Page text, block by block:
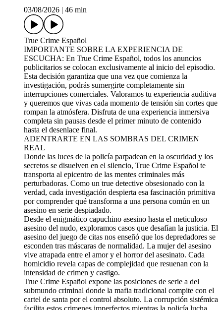
03/08/2026
46 min
True Crime Español
IMPORTANTE SOBRE LA EXPERIENCIA DE
ESCUCHA: En True Crime Español, todos los anuncios
publicitarios se colocan exclusivamente al inicio del episodio.
Esta decisión garantiza que una vez que comienza la
investigación, podrás sumergirte completamente sin
interrupciones comerciales. Valoramos tu experiencia auditiva
y queremos que vivas cada momento de tensión sin cortes que
rompan la atmósfera. Disfruta de una experiencia inmersiva
completa sin pausas desde el primer minuto de contenido
hasta el desenlace final.
ADENTRARTE EN LAS SOMBRAS DEL CRIMEN
REAL
Donde las luces de la policía parpadean en la oscuridad y los
secretos se disuelven en el silencio, True Crime Español te
transporta al epicentro de las mentes criminales más
perturbadoras. Como un true detective obsesionado con la
verdad, cada investigación despierta esa fascinación primitiva
por comprender qué transforma a una persona común en un
asesino en serie despiadado.
Desde el enigmático capuchino asesino hasta el meticuloso
asesino del nudo, exploramos casos que desafían la justicia. El
asesino del juego de citas nos enseñó que los depredadores se
esconden tras máscaras de normalidad. La mujer del asesino
vive atrapada entre el amor y el horror del asesinato. Cada
homicidio revela capas de complejidad que resuenan con la
intensidad de crimen y castigo.
True Crime Español expone las posiciones de serie a del
submundo criminal donde la mafia tradicional compite con el
cartel de santa por el control absoluto. La corrupción sistémica